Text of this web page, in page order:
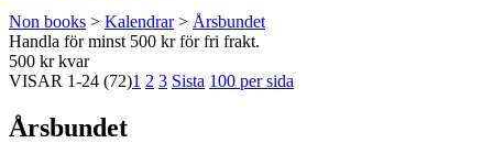
Non books > Kalendrar> Årsbundet
Handla för minst 500 kr för fri frakt.
500 kr kvar
VISAR 1-24 (72)1 2 3 Sista 100 per sida
Årsbundet